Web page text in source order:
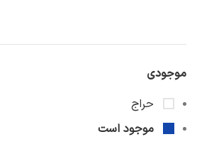
موجودی
حراج
موجود است